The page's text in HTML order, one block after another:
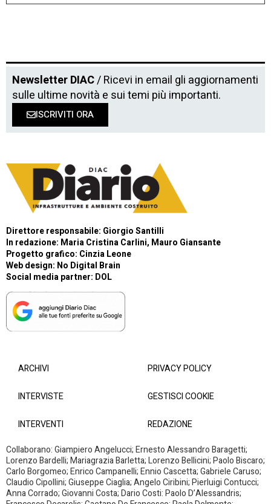
Newsletter DIAC/ Ricevi in email gli aggiornamenti
sulle ultime novità e sui temi più importanti.
ISCRIVITI ORA
Direttore responsabile: Giorgio Santilli
In redazione: Maria Cristina Carlini, Mauro Giansante
Progetto grafico: Cinzia Leone
Web design: No Digital Brain
Social media partner: DOL
ARCHIVI
INTERVISTE
INTERVENTI
PRIVACY POLICY
GESTISCI COOKIE
REDAZIONE
Collaborano: Giampiero Angelucci; Ernesto Alessandro Baragetti;
Lorenzo Bardelli; Mariagrazia Barletta; Lorenzo Bellicini; Paolo Biscaro;
Carlo Borgomeo; Enrico Campanelli; Ennio Cascetta; Gabriele Caruso;
Claudio Cipollini; Giuseppe Ciaglia; Angelo Ciribini; Pierluigi Contucci;
Anna Corrado; Giovanni Costa; Dario Costi: Paolo D’Alessandris;